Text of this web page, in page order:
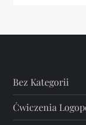
Bez Kategorii
Ćwiczenia